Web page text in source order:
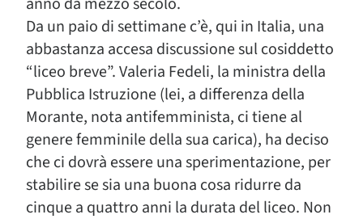
Da un paio di settimane c’è, qui in Italia, una
abbastanza accesa discussione sul cosiddetto
“liceo breve”. Valeria Fedeli, la ministra della
Pubblica Istruzione (lei, a differenza della
Morante, nota antifemminista, ci tiene al
genere femminile della sua carica), ha deciso
che ci dovrà essere una sperimentazione, per
stabilire se sia una buona cosa ridurre da
cinque a quattro anni la durata del liceo. Non